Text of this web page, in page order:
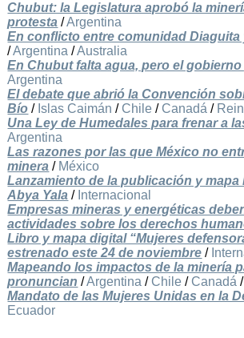
Chubut: la Legislatura aprobó la
protesta /Argentina
En conflicto entre comunidad
/Argentina /Australia
En Chubut falta agua, pero el
Argentina
El debate que abrió la Convención
Bío / Islas Caimán / Chile / Canadá /
Una Ley de Humedales para frenar a
Argentina
Las razones por las que México no
minera / México
Lanzamiento de la publicación y
Abya Yala / Internacional
Empresas mineras y energéticas
actividades sobre los derechos
Libro y mapa digital “Mujeres
estrenado este 24 de noviembre /
Mapeando los impactos de la minería
pronuncian /Argentina / Chile / Canadá /
Mandato de las Mujeres Unidas en la
Ecuador